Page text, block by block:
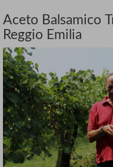
Aceto Balsamico
Reggio Emilia